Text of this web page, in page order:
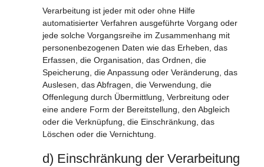
Verarbeitung ist jeder mit oder ohne Hilfe
automatisierter Verfahren ausgeführte Vorgang oder
jede solche Vorgangsreihe im Zusammenhang mit
personenbezogenen Daten wie das Erheben, das
Erfassen, die Organisation, das Ordnen, die
Speicherung, die Anpassung oder Veränderung, das
Auslesen, das Abfragen, die Verwendung, die
Offenlegung durch Übermittlung, Verbreitung oder
eine andere Form der Bereitstellung, den Abgleich
oder die Verknüpfung, die Einschränkung, das
Löschen oder die Vernichtung.
d) Einschränkung der Verarbeitung